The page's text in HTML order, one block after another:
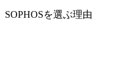
SOPHOSを選ぶ理由